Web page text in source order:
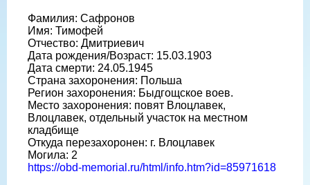
Фамилия: Сафронов
Имя: Тимофей
Отчество: Дмитриевич
Дата рождения/Возраст: 15.03.1903
Дата смерти: 24.05.1945
Страна захоронения: Польша
Регион захоронения: Быдгощское воев.
Место захоронения: повят Влоцлавек,
Влоцлавек, отдельный участок на местном
кладбище
Откуда перезахоронен: г. Влоцлавек
Могила: 2
https://obd-memorial.ru/html/info.htm?id=85971618